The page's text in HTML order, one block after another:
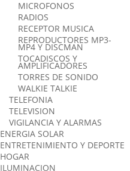
MICROFONOS
RADIOS
RECEPTOR MUSICA
REPRODUCTORES MP3-
MP4 Y DISCMAN
TOCADISCOS Y
AMPLIFICADORES
TORRES DE SONIDO
WALKIE TALKIE
TELEFONIA
TELEVISION
VIGILANCIA Y ALARMAS
ENERGIA SOLAR
ENTRETENIMIENTO Y DEPORTE
HOGAR
ILUMINACION